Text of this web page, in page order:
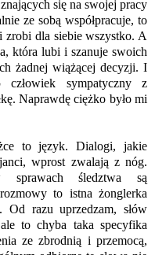
się na swojej pracy
ze sobą współpracuje, to
zrobi dla siebie wszystko. A
która lubi i szanuje swoich
żadnej wiążącej decyzji. I
sympatyczny z
Naprawdę ciężko było mi
to język. Dialogi, jakie
wprost zwalają z nóg.
śledztwa są
to istna żonglerka
Od razu uprzedzam, słów
to chyba taka specyfika
ze zbrodnią i przemocą,